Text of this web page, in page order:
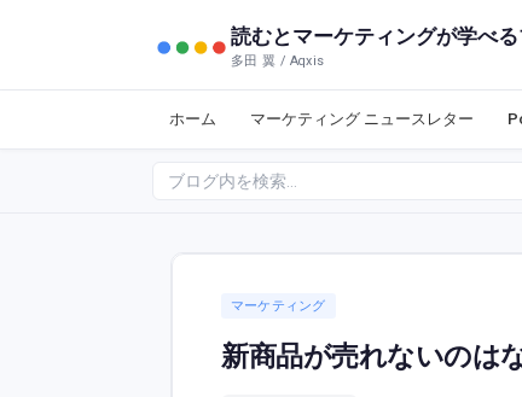
読むとマーケティングが学べ
多田 翼 / Aqxis
ホーム マーケティング ニュースレター
マーケティング
新商品が売れないのは